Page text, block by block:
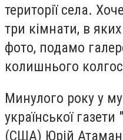
території села.
три кімнати, в
фото, подамо
колишнього
Минулого року у
української
(США) Юрій